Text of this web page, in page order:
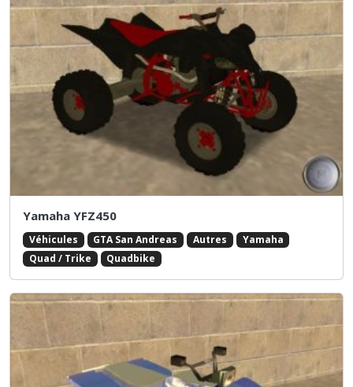
Yamaha YFZ450
Véhicules GTA San Andreas Autres
Yamaha
Quad / Trike
Quadbike